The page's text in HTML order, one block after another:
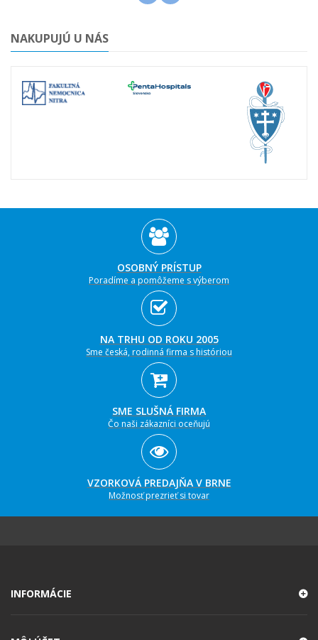
NAKUPUJÚ U NÁS
OSOBNÝ PRÍSTUP
Poradíme a pomôžeme s výberom
NA TRHU OD ROKU 2005
Sme česká, rodinná firma s históriou
SME SLUŠNÁ FIRMA
Čo naši zákazníci oceňujú
VZORKOVÁ PREDAJŇA V BRNE
Možnosť prezrieť si tovar
INFORMÁCIE